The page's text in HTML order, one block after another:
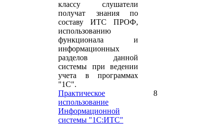
классу слушатели
получат знания по
составу ИТС ПРОФ,
использованию
функционала и
информационных
разделов данной
системы при ведении
учета в программах
"1С".
Практическое
использование
Информационной
системы "1С:ИТС"
8